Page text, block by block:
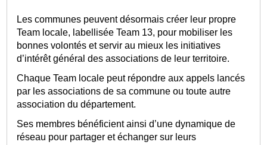
Les communes peuvent désormais créer leur propre
Team locale, labellisée Team 13, pour mobiliser les
bonnes volontés et servir au mieux les initiatives
d’intérêt général des associations de leur territoire.
Chaque Team locale peut répondre aux appels lancés
par les associations de sa commune ou toute autre
association du département.
Ses membres bénéficient ainsi d’une dynamique de
réseau pour partager et échanger sur leurs